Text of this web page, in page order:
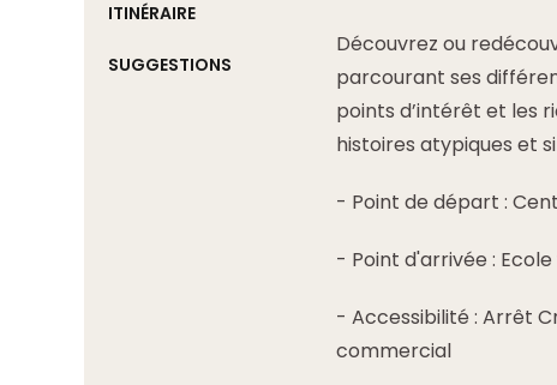
ITINÉRAIRE
SUGGESTIONS
Découvrez ou
parcourant ses
points d’intérêt et les
histoires atypiques et
- Point de départ :
- Point d'arrivée :
- Accessibilité : Arrêt
commercial